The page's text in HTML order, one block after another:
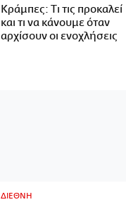
Κράμπες: Τι τις προκαλεί
και τι να κάνουμε όταν
αρχίσουν οι ενοχλήσεις
ΔΙΕΘΝΗ